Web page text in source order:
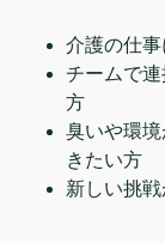
介護の仕
チームで
方
臭いや環
きたい方
新しい挑